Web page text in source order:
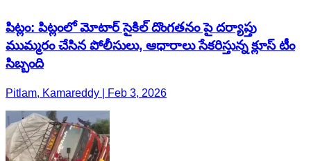
పిట్లం: పిట్లంలో మోటార్ సైకిల్ దొంగతనం పై దర్యాప్తు
ముమ్మరం చేసిన పోలీసులు, ఆధారాలు సేకరిస్తున్న క్లూస్ టీం
సిబ్బంది
Pitlam, Kamareddy | Feb 3, 2026